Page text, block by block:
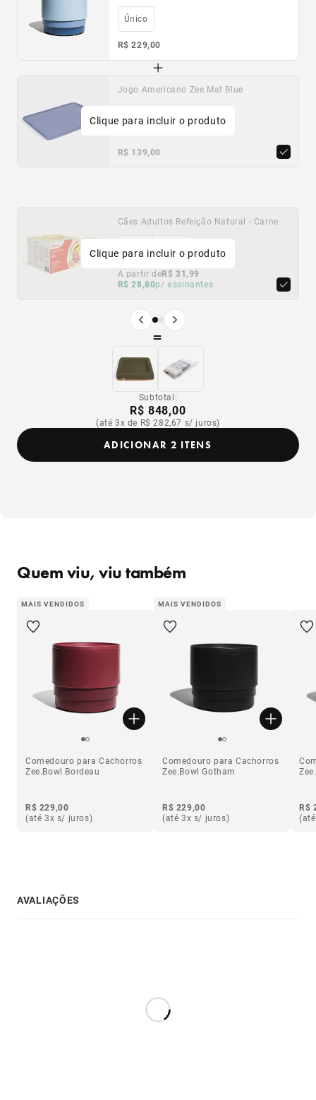
Único
R$ 229,00
Jogo Americano Zee.Mat Blue
Único
R$ 139,00
Clique para incluir o produto
Cães Adultos Refeição Natural - Carne
1,6KG
A partir deR$ 31,99
R$ 28,80p/ assinantes
Cães Adultos Refeição Natural - Frango
1,6KG
A partir deR$ 31,99
R$ 28,80p/ assinantes
Clique para incluir o produto
Produto anterior
Próximo produto
=
Subtotal:
R$ 848,00
(até 3x de R$ 282,67 s/ juros)
ADICIONAR 2 ITENS
Quem viu, viu também
MAIS VENDIDOS
Comedouro para Cachorros
Zee.Bowl Bordeau
R$ 229,00
(até 3x s/ juros)
MAIS VENDIDOS
Comedouro para Cachorros
Zee.Bowl Gotham
R$ 229,00
(até 3x s/ juros)
R$
AVALIAÇÕES